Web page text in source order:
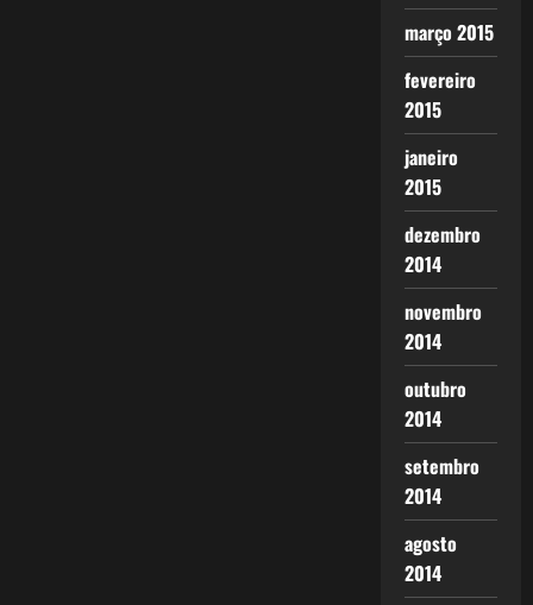
março 2015
fevereiro
2015
janeiro
2015
dezembro
2014
novembro
2014
outubro
2014
setembro
2014
agosto
2014